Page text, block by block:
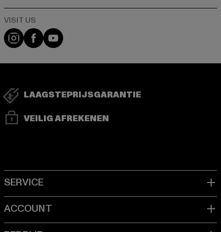
Visit our Instagram page:
Visit our Facebook page:
Visit our YouTube channel:
LAAGSTEPRIJSGARANTIE
VEILIG AFREKENEN